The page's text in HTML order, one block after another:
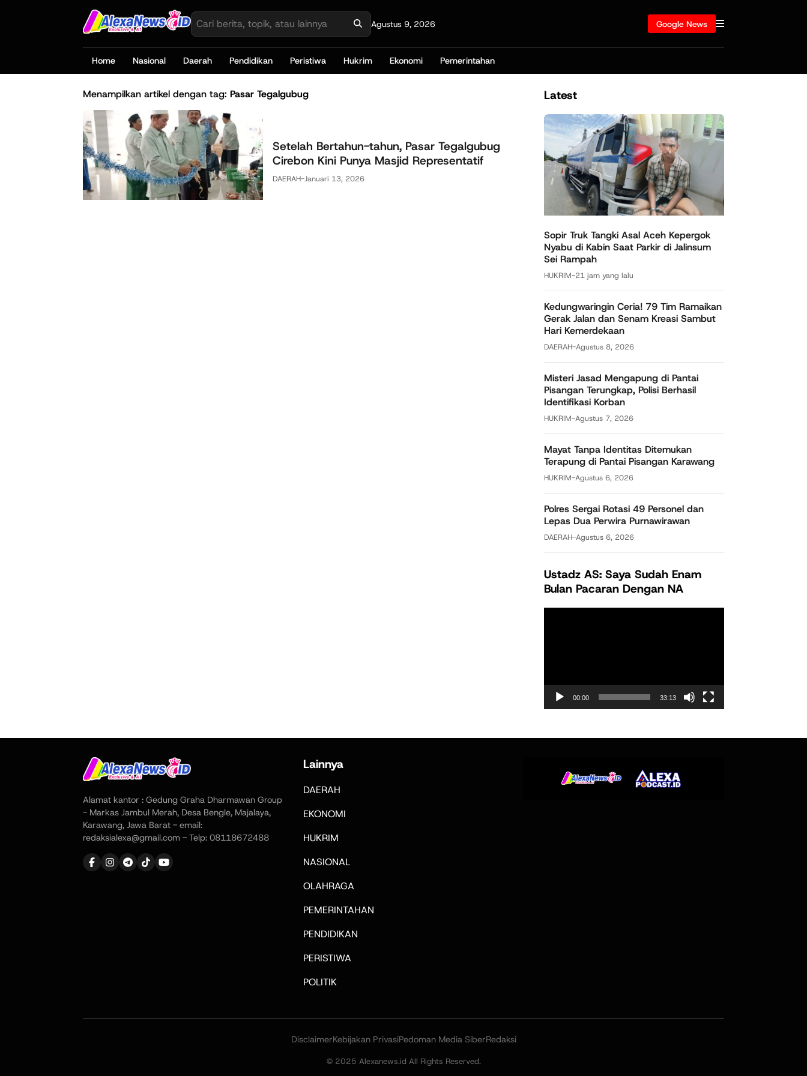
Agustus 9, 2026 Google News
Home Nasional Daerah Pendidikan Peristiwa Hukrim Ekonomi Pemerintahan
Menampilkan artikel dengan tag: Pasar Tegalgubug
Setelah Bertahun-tahun, Pasar Tegalgubug
Cirebon Kini Punya Masjid Representatif
DAERAH-Januari 13, 2026
Latest
Sopir Truk Tangki Asal Aceh Kepergok
Nyabu di Kabin Saat Parkir di Jalinsum
Sei Rampah
HUKRIM-21 jam yang lalu
Kedungwaringin Ceria! 79 Tim Ramaikan
Gerak Jalan dan Senam Kreasi Sambut
Hari Kemerdekaan
DAERAH-Agustus 8, 2026
Misteri Jasad Mengapung di Pantai
Pisangan Terungkap, Polisi Berhasil
Identifikasi Korban
HUKRIM-Agustus 7, 2026
Mayat Tanpa Identitas Ditemukan
Terapung di Pantai Pisangan Karawang
HUKRIM-Agustus 6, 2026
Polres Sergai Rotasi 49 Personel dan
Lepas Dua Perwira Purnawirawan
DAERAH-Agustus 6, 2026
Ustadz AS: Saya Sudah Enam
Bulan Pacaran Dengan NA
00:00 33:13
Alamat kantor : Gedung Graha Dharmawan Group
- Markas Jambul Merah, Desa Bengle, Majalaya,
Karawang, Jawa Barat - email:
redaksialexa@gmail.com - Telp: 08118672488
Lainnya
DAERAH
EKONOMI
HUKRIM
NASIONAL
OLAHRAGA
PEMERINTAHAN
PENDIDIKAN
PERISTIWA
POLITIK
DisclaimerKebijakan PrivasiPedoman Media SiberRedaksi
© 2025 Alexanews.id All Rights Reserved.